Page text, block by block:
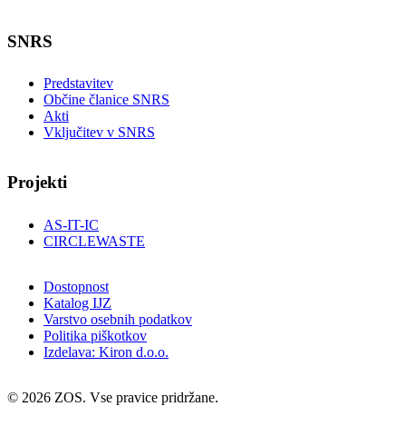
SNRS
Predstavitev
Občine članice SNRS
Akti
Vključitev v SNRS
Projekti
AS-IT-IC
CIRCLEWASTE
© 2026 ZOS. Vse pravice pridržane.
Dostopnost
Katalog IJZ
Varstvo osebnih podatkov
Politika piškotkov
Izdelava: Kiron d.o.o.